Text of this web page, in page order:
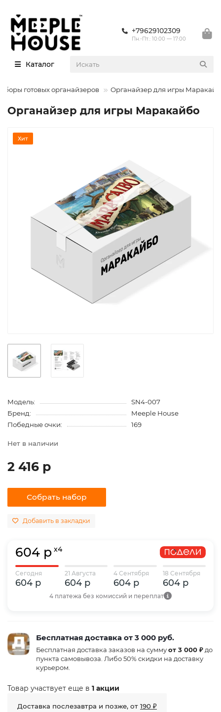
+79629102309
Пн.-Пт.: 10:00 — 17:00
Каталог
готовых органайзеров Органайзер для игры
Органайзер для игры Маракайбо
Хит
Модель:
SN4-007
Бренд:
Meeple House
Победные очки:
169
Нет в наличии
2 416 р
Собрать набор
Добавить в закладки
604 р x4
Сегодня
604 р
21 Августа
604 р
4 Сентября
604 р
18 Сентября
604 р
4 платежа без комиссий и переплат
Бесплатная доставка от 3 000 руб.
Бесплатная доставка заказов на суммуот 3 000 ₽ до
пункта самовывоза. Либо 50% скидки на доставку
курьером.
Товар участвует еще в 1 акции
Доставка послезавтра и позже, от 190 ₽